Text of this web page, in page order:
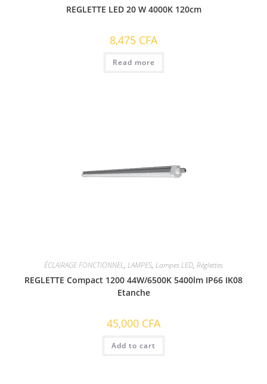
REGLETTE LED 20 W 4000K 120cm
8,475 CFA
Read more
ÉCLAIRAGE FONCTIONNEL, LAMPES, Lampes LED, Réglettes
REGLETTE Compact 1200 44W/6500K 5400lm IP66 IK08
Etanche
45,000 CFA
Add to cart